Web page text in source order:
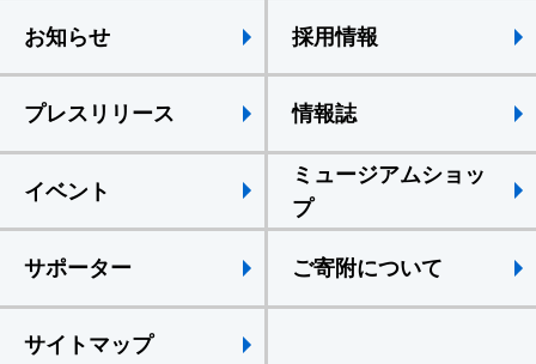
お知らせ 採用情報
プレスリリース 情報誌
イベント
ミュージアムショッ
プ
サポーター ご寄附について
サイトマップ